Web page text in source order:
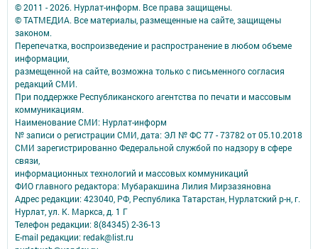
© 2011 - 2026. Нурлат-⁠информ. Все права защищены.
© ТАТМЕДИА. Все материалы, размещенные на сайте, защищены
законом.
Перепечатка, воспроизведение и распространение в любом объеме
информации,
размещенной на сайте, возможна только с письменного согласия
редакций СМИ.
При поддержке Республиканского агентства по печати и массовым
коммуникациям.
Наименование СМИ: Нурлат-⁠информ
№ записи о регистрации СМИ, дата: ЭЛ № ФС 77 -⁠ 73782 от 05.10.2018
СМИ зарегистрированно Федеральной службой по надзору в сфере
связи,
информационных технологий и массовых коммуникаций
ФИО главного редактора: Мубаракшина Лилия Мирзазяновна
Адрес редакции: 423040, РФ, Республика Татарстан, Нурлатский р-н, г.
Нурлат, ул. К. Маркса, д. 1 Г
Телефон редакции: 8(84345) 2-36-13
E-mail редакции: redak@list.ru